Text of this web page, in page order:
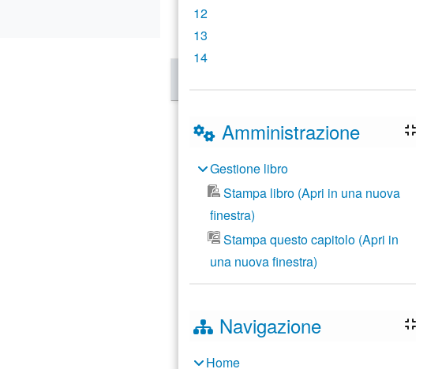
12
13
14
Amministrazione
Gestione libro
Stampa libro (Apri in una nuova
finestra)
Stampa questo capitolo (Apri in
una nuova finestra)
Navigazione
Home